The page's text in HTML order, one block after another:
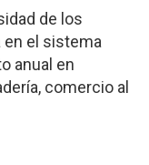
de los
el siste­ma
anual en
comercio al